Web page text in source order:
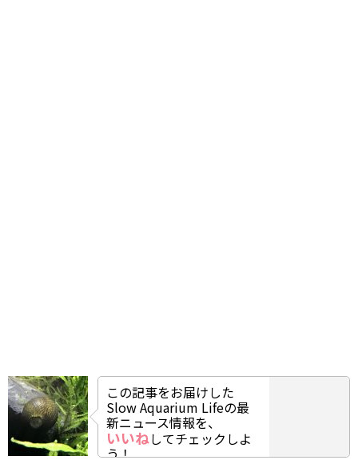
この記事をお届けした
Slow Aquarium Lifeの最
新ニュース情報を、
いいねしてチェックしよ
う！